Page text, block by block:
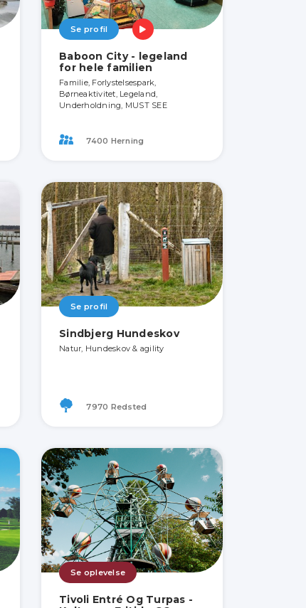
Se profil
Baboon City - legeland
for hele familien
Familie, Forlystelsespark,
Børneaktivitet, Legeland,
Underholdning, MUST SEE
7400 Herning
Se profil
Sindbjerg Hundeskov
Natur, Hundeskov & agility
7970 Redsted
Se oplevelse
Tivoli Entré Og Turpas -